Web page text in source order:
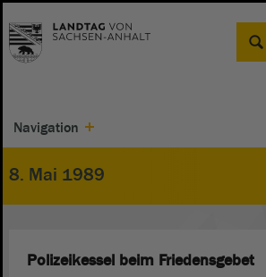
Suche
Navigation
8. Mai 1989
Polizeikessel beim Friedensgebet